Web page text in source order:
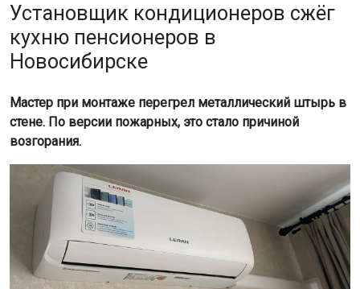
Установщик кондиционеров сжёг
кухню пенсионеров в
Новосибирске
Мастер при монтаже перегрел металлический штырь в
стене. По версии пожарных, это стало причиной
возгорания.